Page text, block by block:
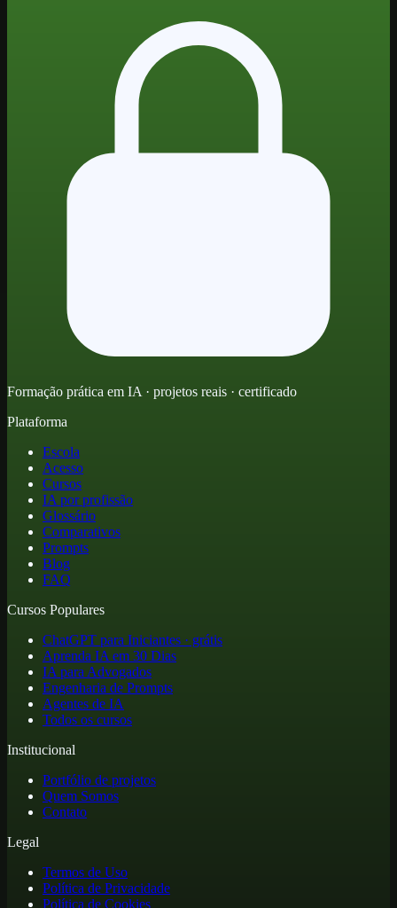
Formação prática em IA · projetos reais · certificado
Plataforma
Escola
Acesso
Cursos
IA por profissão
Glossário
Comparativos
Prompts
Blog
FAQ
Cursos Populares
ChatGPT para Iniciantes · grátis
Aprenda IA em 30 Dias
IA para Advogados
Engenharia de Prompts
Agentes de IA
Todos os cursos
Institucional
Portfólio de projetos
Quem Somos
Contato
Legal
Termos de Uso
Política de Privacidade
Política de Cookies